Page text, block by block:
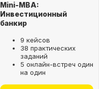
Mini-MBA:
Инвестиционный
банкир
9 кейсов
38 практических
заданий
5 онлайн-встреч один
на один